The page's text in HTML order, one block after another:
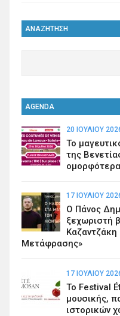
ΑΝΑΖΗΤΗΣΗ
AGENDA
20 ΙΟΥΛΊΟΥ
Το
της
17 ΙΟΥΛΊΟΥ
Ο Πάνος
ξεχωριστή
Καζαντζάκη
Μετάφρασης»
17 ΙΟΥΛΊΟΥ
Το Festival
μουσικής,
ιστορικών